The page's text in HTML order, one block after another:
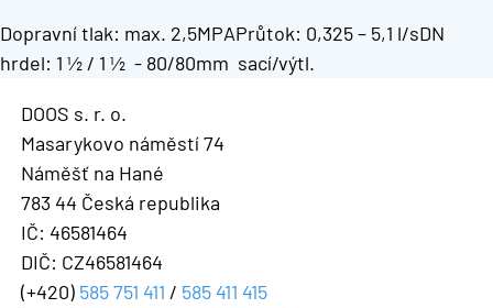
Dopravní tlak: max. 2,5MPAPrůtok: 0,325 – 5,1 l/sDN
hrdel: 1 ½ / 1 ½ - 80/80mm sací/výtl.
DOOS s. r. o.
Masarykovo náměstí 74
Náměšť na Hané
783 44 Česká republika
IČ: 46581464
DIČ: CZ46581464
(+420) 585 751 411 / 585 411 415